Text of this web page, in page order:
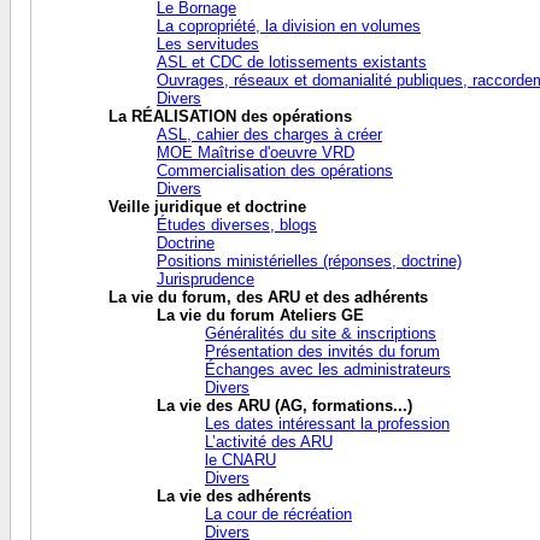
Le Bornage
La copropriété, la division en volumes
Les servitudes
ASL et CDC de lotissements existants
Ouvrages, réseaux et domanialité publiques,
Divers
La RÉALISATION des opérations
ASL, cahier des charges à créer
MOE Maîtrise d'oeuvre VRD
Commercialisation des opérations
Divers
Veille juridique et doctrine
Études diverses, blogs
Doctrine
Positions ministérielles (réponses, doctrine)
Jurisprudence
La vie du forum, des ARU et des adhérents
La vie du forum Ateliers GE
Généralités du site & inscriptions
Présentation des invités du forum
Échanges avec les administrateurs
Divers
La vie des ARU (AG, formations...)
Les dates intéressant la profession
L’activité des ARU
le CNARU
Divers
La vie des adhérents
La cour de récréation
Divers